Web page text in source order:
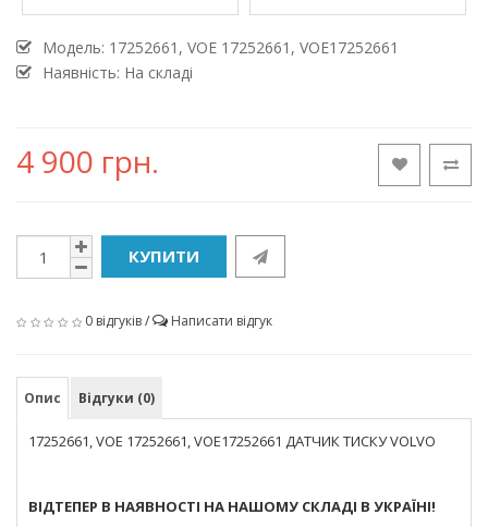
Модель: 17252661, VOE 17252661, VOE17252661
Наявність: На складі
4 900 грн.
КУПИТИ
0 відгуків/ Написати відгук
Опис Відгуки (0)
17252661, VOE 17252661, VOE17252661 ДАТЧИК ТИСКУ VOLVO
ВІДТЕПЕР В НАЯВНОСТІ НА НАШОМУ СКЛАДІ В УКРАЇНІ!